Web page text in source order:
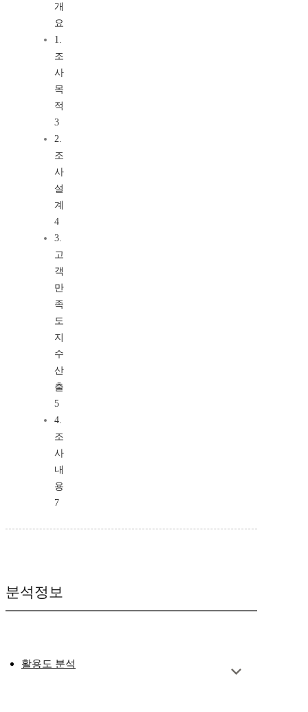
개
요
1.
조
사
목
적
3
2.
조
사
설
계
4
3.
고
객
만
족
도
지
수
산
출
5
4.
조
사
내
용
7
분석정보
활용도 분석